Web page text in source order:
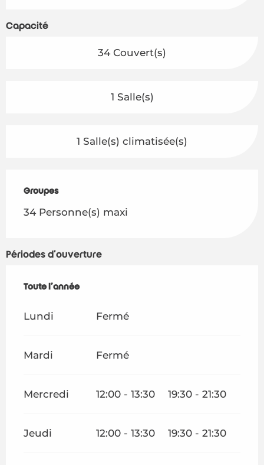
Capacité
34 Couvert(s)
1 Salle(s)
1 Salle(s) climatisée(s)
Groupes
Groupes
34 Personne(s) maxi
Périodes d'ouverture
Toute l'année
Toute l'année
Lundi Fermé
Mardi Fermé
Mercredi 12:00 - 13:30 19:30 - 21:30
Jeudi 12:00 - 13:30 19:30 - 21:30